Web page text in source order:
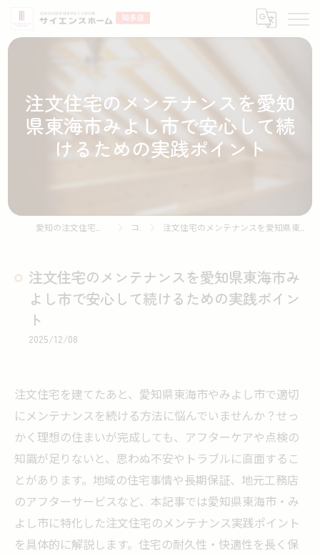
注文住宅のメンテナンスを愛知
県東海市みよし市で安心して続
けるための実践ポイント
コラム 注文住宅のメンテナンスを愛知県東海市みよし市で安心して続けるための実践ポイント
注文住宅のメンテナンスを愛知県東海市み
よし市で安心して続けるための実践ポイン
ト
2025/12/08
注文住宅を建てたあと、愛知県東海市やみよし市で適切
にメンテナンスを続ける方法に悩んでいませんか？せっ
かく理想の住まいが完成しても、アフターケアや点検の
知識が足りないと、思わぬ不安やトラブルに直面するこ
とがあります。地域の住宅事情や長期保証、地元工務店
のアフターサービスなど、本記事では愛知県東海市・み
よし市に特化した注文住宅のメンテナンス実践ポイント
を具体的に解説します。住宅の耐久性・快適性を長く保